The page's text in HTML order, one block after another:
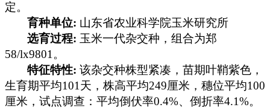
定。
育种单位: 山东省农业科学院玉米研究所
选育过程: 玉米一代杂交种，组合为郑
58/lx9801 。
特征特性:该杂交种株型紧凑，苗期叶鞘紫色，
生育期平均101 天，株高平均249厘米 ，穗位平均100
厘米 ，试点调查：平均倒伏率0.4%、倒折率4.1%。